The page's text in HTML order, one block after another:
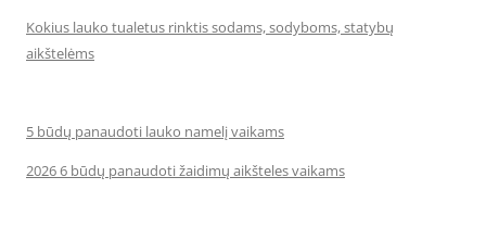
Kokius lauko tualetus rinktis sodams, sodyboms, statybų
aikštelėms
5 būdų panaudoti lauko namelį vaikams
2026 6 būdų panaudoti žaidimų aikšteles vaikams